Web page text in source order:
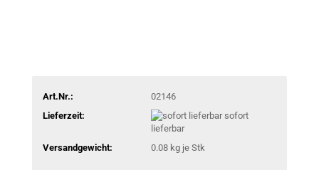
Art.Nr.:
02146
Lieferzeit:
sofort
lieferbar
Versandgewicht:
0.08kg je Stk